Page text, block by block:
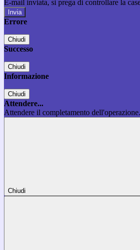
E-mail inviata, si prega di controllare la
Errore
Chiudi
Successo
Chiudi
Informazione
Chiudi
Attendere...
Attendere il completamento
Chiudi